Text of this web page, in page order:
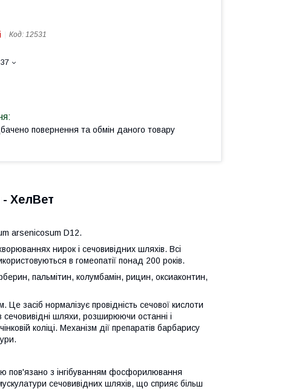
Код: 12531
повернення та обмін даного товару
- ХелВет
arsenicosum D12.
нирок і сечовивідних шляхів. Всі
в гомеопатії понад 200 років.
пальмітин, колумбамін, рицин, оксиаконтин,
засіб нормалізує провідність сечової кислоти
шляхи, розширюючи останні і
коліці. Механізм дії препаратів барбарису
пов'язано з інгібуванням фосфорилювання
сечовивідних шляхів, що сприяє більш